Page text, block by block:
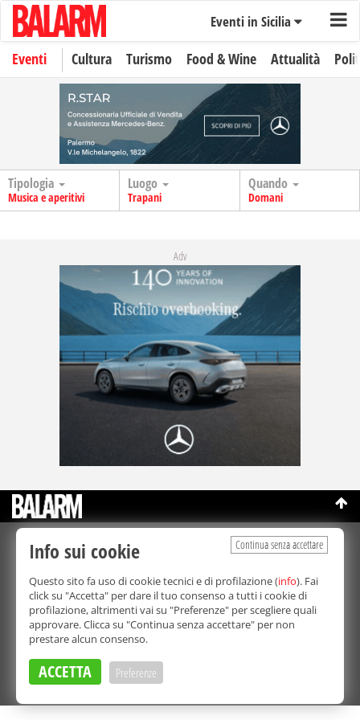
Eventi in Sicilia
Eventi Cultura Turismo Food & Wine Attualità
Tipologia
Musica e aperitivi
Luogo
Trapani
Quando
Domani
Adv
©Copyright 2003-2026
Bmedia Srl
La riproduzione totale o parziale di tutti i contenuti, in qualunque
forma, su qualsiasi supporto è proibita.
Balarm.it è una testata giornalistica registrata. Autorizzazione del
Tribunale di Palermo n° 32 del 21/10/2003
Direttore responsabile:Fabio Ricotta
Privacy e Cookie Policy
Continua senza accettare
Info sui cookie
Questo sito fa uso di cookie tecnici e di profilazione (info). Fai
click su "Accetta" per dare il tuo consenso a tutti i cookie di
profilazione, altrimenti vai su "Preferenze" per scegliere quali
approvare. Clicca su "Continua senza accettare" per non
prestare alcun consenso.
ACCETTA Preferenze